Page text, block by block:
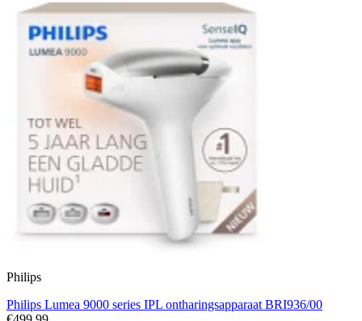
Philips
Philips Lumea 9000 series IPL ontharingsapparaat BRI936/00